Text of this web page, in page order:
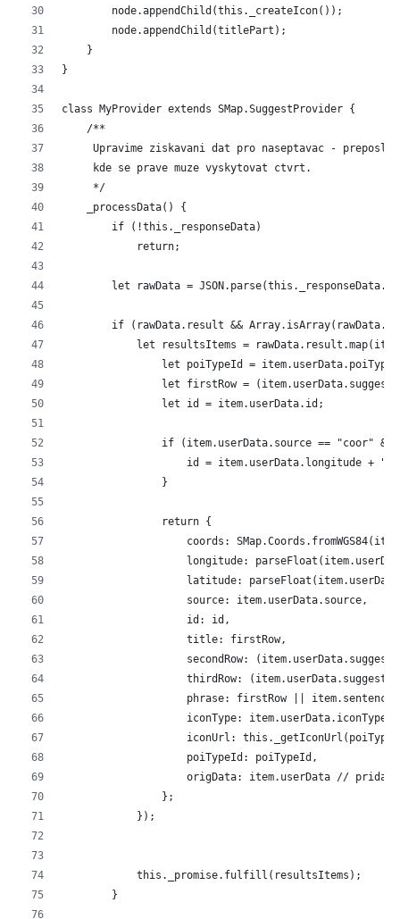
        node.appendChild(this._createIcon());
        node.appendChild(titlePart);
    }
}
class MyProvider extends SMap.SuggestProvider {
    /**
Upravime ziskavani dat pro naseptavac -
     kde se prave muze vyskytovat ctvrt.
     */
    _processData() {
        if (!this._responseData)
            return;
let rawData =
if (rawData.result &&
let resultsItems =
let poiTypeId =
let firstRow =
                let id = item.userData.id;
if (item.userData.source == "coor" &&
id = item.userData.longitude +
                }
                return {
coords:
longitude:
latitude:
                    source: item.userData.source,
                    id: id,
                    title: firstRow,
secondRow:
thirdRow:
                    phrase: firstRow || item.sentence,
iconType: item.userData.iconType
iconUrl:
                    poiTypeId: poiTypeId,
origData: item.userData //
                };
            });
            this._promise.fulfill(resultsItems);
        }